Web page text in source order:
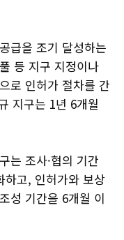
급을 조기 달성하는
등 지구 지정이나
로 인허가 절차를 간
지구는 1년 6개월
는 조사·협의 기간
하고, 인허가와 보상
성 기간을 6개월 이